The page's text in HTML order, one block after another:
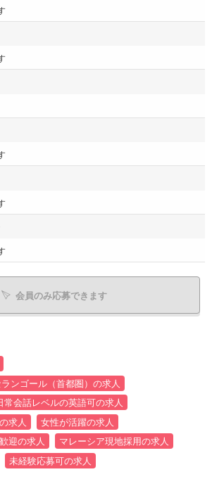
会員のみ応募できます
ンゴール（首都圏）の求人
常会話レベルの英語可の求人
求人
女性が活躍の求人
迎の求人
マレーシア現地採用の求人
未経験応募可の求人